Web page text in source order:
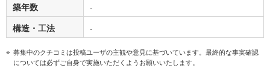
築年数
-
構造・工法
-
募集中のクチコミは投稿ユーザの主観や意見に基づいています。最終的な事実確認
については必ずご自身で実施いただくようお願いいたします。